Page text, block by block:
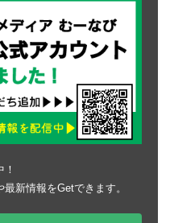
新情報をGetできます。